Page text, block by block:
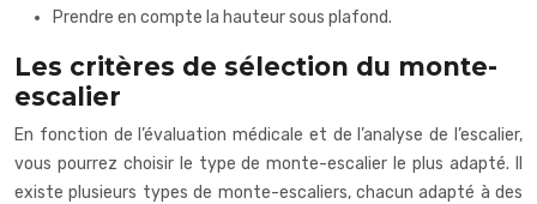
Prendre en compte la hauteur sous plafond.
Les critères de sélection du monte-
escalier
En fonction de l’évaluation médicale et de l’analyse de l’escalier,
vous pourrez choisir le type de monte-escalier le plus adapté. Il
existe plusieurs types de monte-escaliers, chacun adapté à des